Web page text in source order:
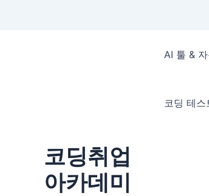
코딩취업
아카데미
AI 툴 &
코딩 테스